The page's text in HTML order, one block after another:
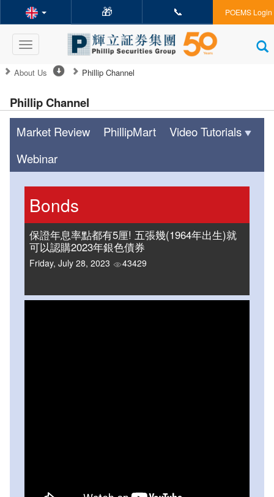
🎁 📞 POEMS Login
Toggle
navigation
About Us Phillip Channel
Phillip Channel
Market Review PhillipMart
Video Tutorials
Webinar
Bonds
保證年息率點都有5厘! 五張幾(1964年出生)就
可以認購2023年銀色債券
Friday, July 28, 2023 43429